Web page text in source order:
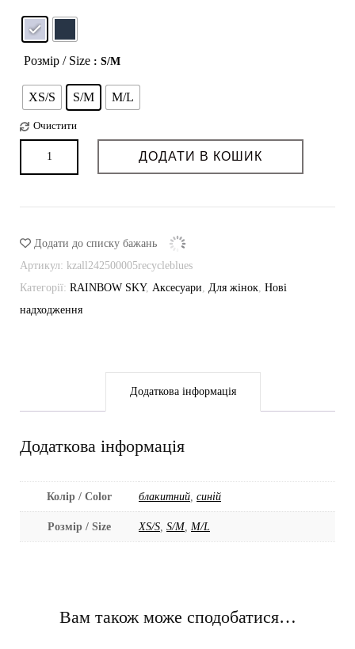
Можливість дошиву: ні
Можливість індивідуального пошиття: ні
Розмір / Size : S/M
XS/S S/M M/L
Очистити
Пасок-
корсет
кількість
ДОДАТИ В КОШИК
Додати до списку бажань
Артикул: kzall242500005recycleblues
Категорії: RAINBOW SKY, Аксесуари Для жінок Нові
надходження
Додаткова інформація
Додаткова інформація
Колір / Color блакитний синій
Розмір / Size XS/S S/M, M/L
Вам також може сподобатися…